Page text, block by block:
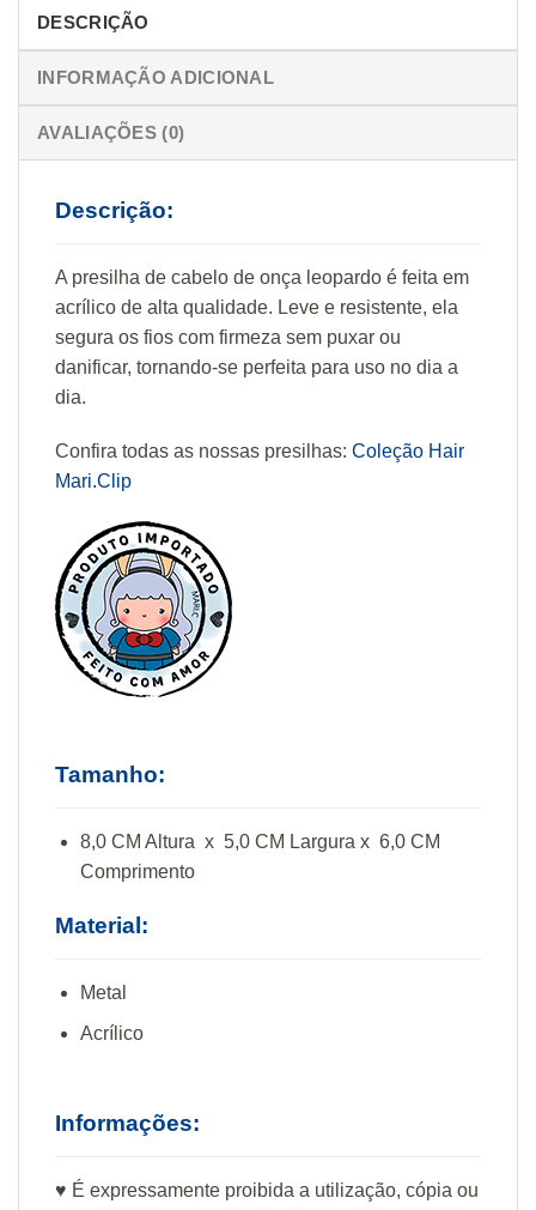
DESCRIÇÃO
INFORMAÇÃO ADICIONAL
AVALIAÇÕES (0)
Descrição:
A presilha de cabelo de onça leopardo é feita em
acrílico de alta qualidade. Leve e resistente, ela
segura os fios com firmeza sem puxar ou
danificar, tornando-se perfeita para uso no dia a
dia.
Confira todas as nossas presilhas: Coleção Hair
Mari.Clip
Tamanho:
8,0 CM Altura x 5,0 CM Largura x 6,0 CM
Comprimento
Material:
Metal
Acrílico
Informações:
♥ É expressamente proibida a utilização, cópia ou